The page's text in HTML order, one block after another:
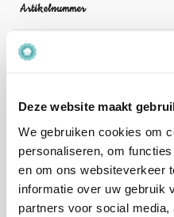
Deze website maakt
We gebruiken cookies om
personaliseren, om
en om ons websiteverkeer
informatie over uw gebruik
partners voor social
Artikelnummer
EAN
Er zijn nog geen
Enkel ingelogde klanten die
kunnen een beoordeling